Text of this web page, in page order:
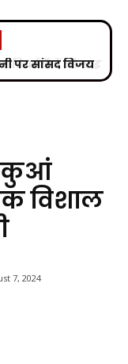
को साइबर
कुआं
विशाल
7, 2024